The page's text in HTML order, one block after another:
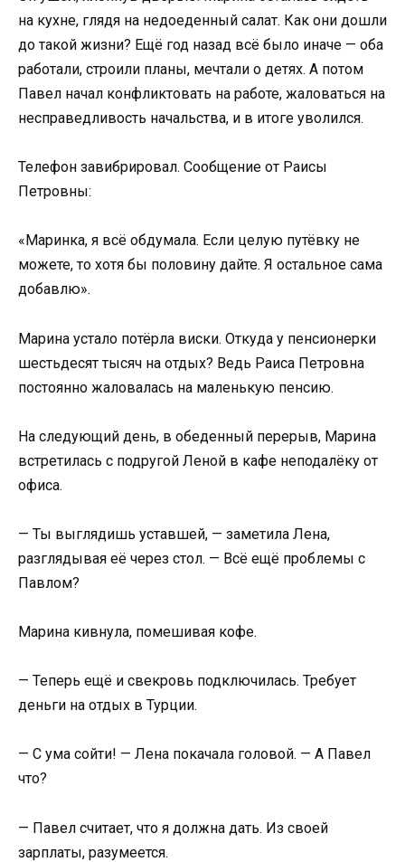
на кухне, глядя на недоеденный салат. Как они дошли
до такой жизни? Ещё год назад всё было иначе — оба
работали, строили планы, мечтали о детях. А потом
Павел начал конфликтовать на работе, жаловаться на
несправедливость начальства, и в итоге уволился.
Телефон завибрировал. Сообщение от Раисы
Петровны:
«Маринка, я всё обдумала. Если целую путёвку не
можете, то хотя бы половину дайте. Я остальное сама
добавлю».
Марина устало потёрла виски. Откуда у пенсионерки
шестьдесят тысяч на отдых? Ведь Раиса Петровна
постоянно жаловалась на маленькую пенсию.
На следующий день, в обеденный перерыв, Марина
встретилась с подругой Леной в кафе неподалёку от
офиса.
— Ты выглядишь уставшей, — заметила Лена,
разглядывая её через стол. — Всё ещё проблемы с
Павлом?
Марина кивнула, помешивая кофе.
— Теперь ещё и свекровь подключилась. Требует
деньги на отдых в Турции.
— С ума сойти! — Лена покачала головой. — А Павел
что?
— Павел считает, что я должна дать. Из своей
зарплаты, разумеется.